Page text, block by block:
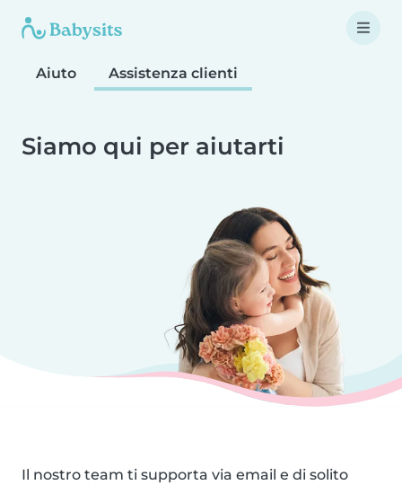
Aiuto Assistenza clienti
Siamo qui per aiutarti
Il nostro team ti supporta via email e di solito